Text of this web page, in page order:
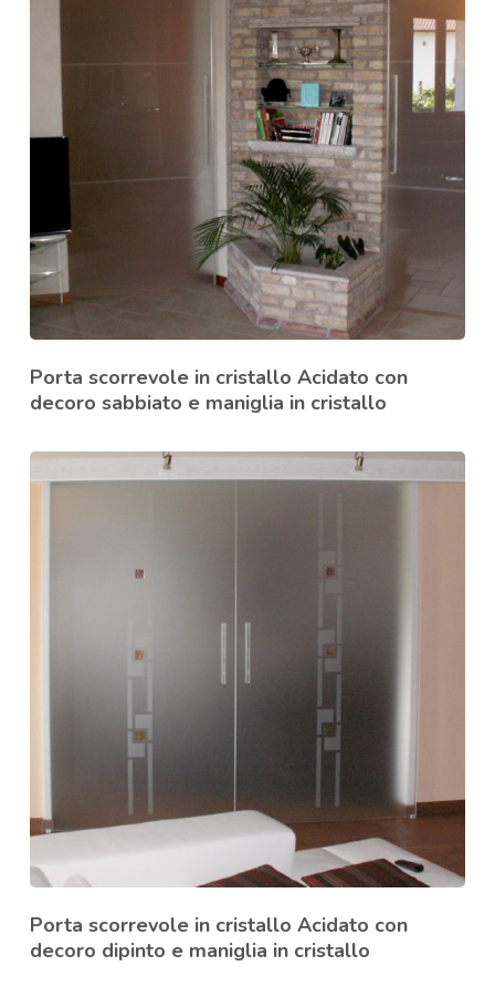
Porta scorrevole in cristallo Acidato con
decoro sabbiato e maniglia in cristallo
Porta scorrevole in cristallo Acidato con
decoro dipinto e maniglia in cristallo